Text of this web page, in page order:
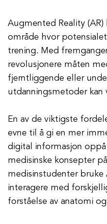
Augmented Reality
område hvor
trening. Med
revolusjonere måten
fjerntliggende eller
utdanningsmetoder kan
En av de viktigste
evne til å gi en mer
digital informasjon oppå
medisinske konsepter
medisinstudenter bruke
interagere med
forståelse av anatomi